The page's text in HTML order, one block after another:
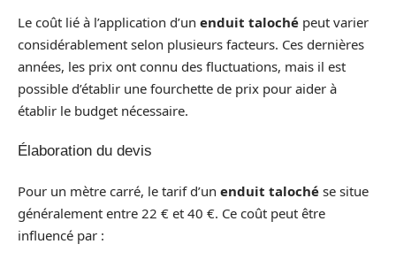
Le coût lié à l’application d’un enduit taloché peut varier
considérablement selon plusieurs facteurs. Ces dernières
années, les prix ont connu des fluctuations, mais il est
possible d’établir une fourchette de prix pour aider à
établir le budget nécessaire.
Élaboration du devis
Pour un mètre carré, le tarif d’un enduit taloché se situe
généralement entre 22 € et 40 €. Ce coût peut être
influencé par :